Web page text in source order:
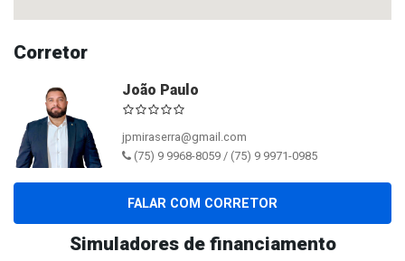
Corretor
João Paulo
jpmiraserra@gmail.com
(75) 9 9968-8059 / (75) 9 9971-0985
FALAR COM CORRETOR
Simuladores de financiamento